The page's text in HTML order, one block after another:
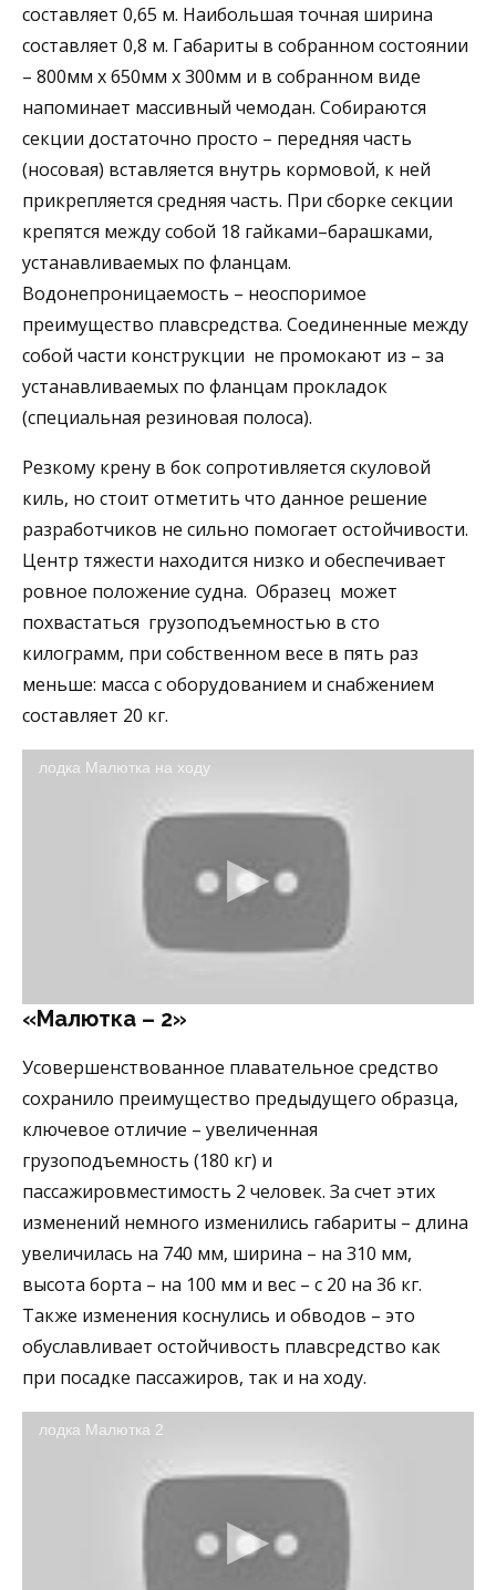
составляет 0,65 м. Наибольшая точная ширина
составляет 0,8 м. Габариты в собранном состоянии
– 800мм х 650мм х 300мм и в собранном виде
напоминает массивный чемодан. Собираются
секции достаточно просто – передняя часть
(носовая) вставляется внутрь кормовой, к ней
прикрепляется средняя часть. При сборке секции
крепятся между собой 18 гайками–барашками,
устанавливаемых по фланцам.
Водонепроницаемость – неоспоримое
преимущество плавсредства. Соединенные между
собой части конструкции не промокают из – за
устанавливаемых по фланцам прокладок
(специальная резиновая полоса).
Резкому крену в бок сопротивляется скуловой
киль, но стоит отметить что данное решение
разработчиков не сильно помогает остойчивости.
Центр тяжести находится низко и обеспечивает
ровное положение судна. Образец может
похвастаться грузоподъемностью в сто
килограмм, при собственном весе в пять раз
меньше: масса с оборудованием и снабжением
составляет 20 кг.
лодка Малютка на ходу
«Малютка – 2»
Усовершенствованное плавательное средство
сохранило преимущество предыдущего образца,
ключевое отличие – увеличенная
грузоподъемность (180 кг) и
пассажировместимость 2 человек. За счет этих
изменений немного изменились габариты – длина
увеличилась на 740 мм, ширина – на 310 мм,
высота борта – на 100 мм и вес – с 20 на 36 кг.
Также изменения коснулись и обводов – это
обуславливает остойчивость плавсредство как
при посадке пассажиров, так и на ходу.
лодка Малютка 2